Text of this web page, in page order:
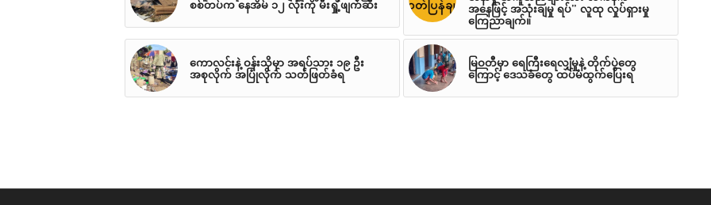
စစ်တပ်က နေအိမ် ၁၂ လုံးကို မီးရှို့ဖျက်ဆီး အနေဖြင့် အသုံးချမှု ရပ်” လူထု လှုပ်ရှားမှု
ကြေညာချက်။
ကောလင်းနဲ့ ဝန်းသိုမှာ အရပ်သား ၁၉ ဦး
အစုလိုက် အပြုံလိုက် သတ်ဖြတ်ခံရ
မြဝတီမှာ ရေကြီးရေလျှံမှုနဲ့ တိုက်ပွဲတွေ
ကြောင့် ဒေသခံတွေ ထပ်မံထွက်ပြေးရ